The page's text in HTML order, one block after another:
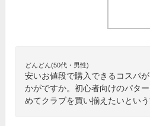
どんどん(50代・男性)
安いお値段で購入できるコスパ
かがですか。初心者向けのパタ
めてクラブを買い揃えたいとい